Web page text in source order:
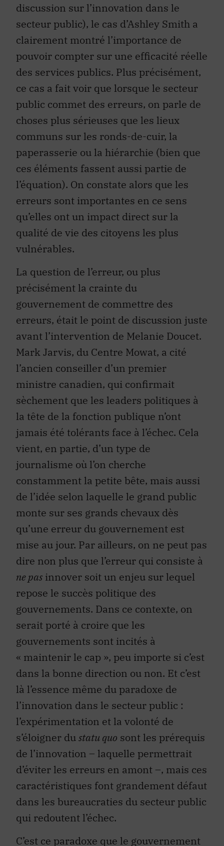
discussion sur l’innovation dans le
secteur public), le cas d’Ashley Smith a
clairement montré l’importance de
pouvoir compter sur une efficacité réelle
des services publics. Plus précisément,
ce cas a fait voir que lorsque le secteur
public commet des erreurs, on parle de
choses plus sérieuses que les lieux
communs sur les ronds-de-cuir, la
paperasserie ou la hiérarchie (bien que
ces éléments fassent aussi partie de
l’équation). On constate alors que les
erreurs sont importantes en ce sens
qu’elles ont un impact direct sur la
qualité de vie des citoyens les plus
vulnérables.
La question de l’erreur, ou plus
précisément la crainte du
gouvernement de commettre des
erreurs, était le point de discussion juste
avant l’intervention de Melanie Doucet.
Mark Jarvis, du Centre Mowat, a cité
l’ancien conseiller d’un premier
ministre canadien, qui confirmait
sèchement que les leaders politiques à
la tête de la fonction publique n’ont
jamais été tolérants face à l’échec. Cela
vient, en partie, d’un type de
journalisme où l’on cherche
constamment la petite bête, mais aussi
de l’idée selon laquelle le grand public
monte sur ses grands chevaux dès
qu’une erreur du gouvernement est
mise au jour. Par ailleurs, on ne peut pas
dire non plus que l’erreur qui consiste à
ne pas innover soit un enjeu sur lequel
repose le succès politique des
gouvernements. Dans ce contexte, on
serait porté à croire que les
gouvernements sont incités à
« maintenir le cap », peu importe si c’est
dans la bonne direction ou non. Et c’est
là l’essence même du paradoxe de
l’innovation dans le secteur public :
l’expérimentation et la volonté de
s’éloigner dustatu quo sont les prérequis
de l’innovation – laquelle permettrait
d’éviter les erreurs en amont –, mais ces
caractéristiques font grandement défaut
dans les bureaucraties du secteur public
qui redoutent l’échec.
C’est ce paradoxe que le gouvernement